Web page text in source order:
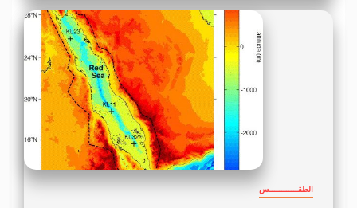
الطقــــــــــــس